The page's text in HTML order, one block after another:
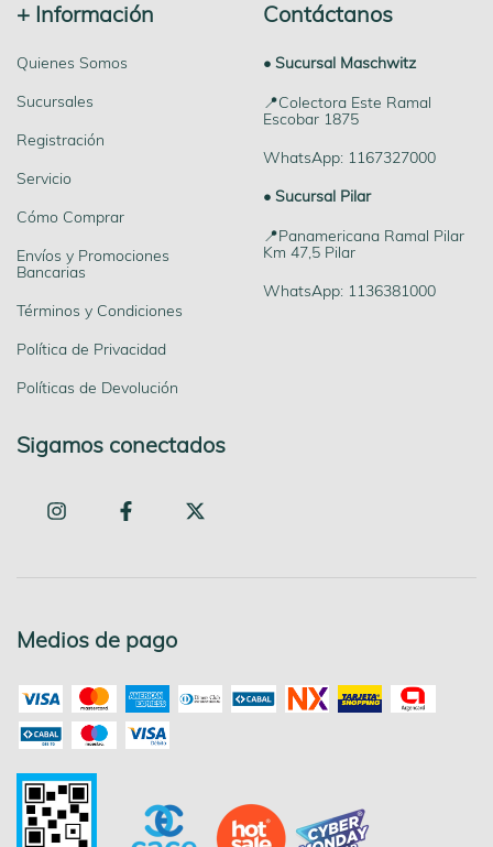
+ Información
Quienes Somos
Sucursales
Registración
Servicio
Cómo Comprar
Envíos y Promociones
Bancarias
Términos y Condiciones
Política de Privacidad
Políticas de Devolución
Contáctanos
• Sucursal Maschwitz
📍Colectora Este Ramal
Escobar 1875
WhatsApp: 1167327000
• Sucursal Pilar
📍Panamericana Ramal Pilar
Km 47,5 Pilar
WhatsApp: 1136381000
Sigamos conectados
Medios de pago